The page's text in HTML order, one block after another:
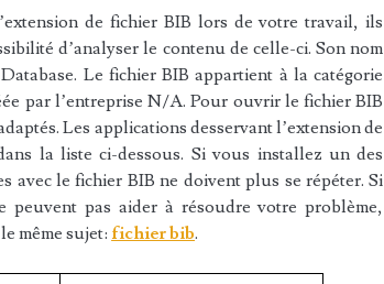
de fichier BIB lors de votre travail, ils
d’analyser le contenu de celle-ci. Son nom
Le fichier BIB appartient à la catégorie
par l’entreprise N/A. Pour ouvrir le fichier BIB
Les applications desservant l’extension de
la liste ci-dessous. Si vous installez un des
avec le fichier BIB ne doivent plus se répéter. Si
peuvent pas aider à résoudre votre problème,
même sujet: fichier bib.